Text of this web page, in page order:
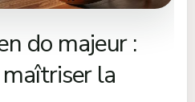
do majeur :
la